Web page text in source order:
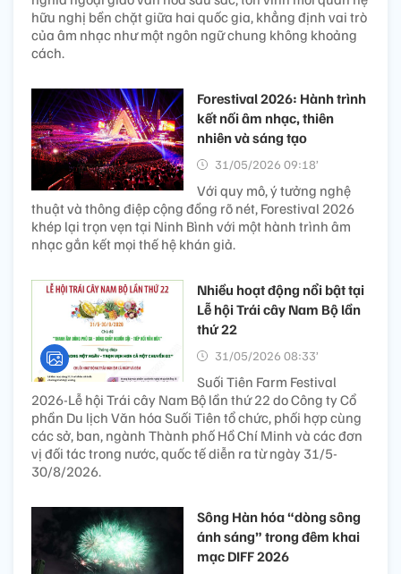
hữu nghị bền chặt giữa hai quốc gia, khẳng định vai trò
của âm nhạc như một ngôn ngữ chung không khoảng
cách.
Forestival 2026: Hành trình
kết nối âm nhạc, thiên
nhiên và sáng tạo
31/05/2026 09:18’
Với quy mô, ý tưởng nghệ
thuật và thông điệp cộng đồng rõ nét, Forestival 2026
khép lại trọn vẹn tại Ninh Bình với một hành trình âm
nhạc gắn kết mọi thế hệ khán giả.
Nhiều hoạt động nổi bật tại
Lễ hội Trái cây Nam Bộ lần
thứ 22
31/05/2026 08:33’
Suối Tiên Farm Festival
2026-Lễ hội Trái cây Nam Bộ lần thứ 22 do Công ty Cổ
phần Du lịch Văn hóa Suối Tiên tổ chức, phối hợp cùng
các sở, ban, ngành Thành phố Hồ Chí Minh và các đơn
vị đối tác trong nước, quốc tế diễn ra từ ngày 31/5-
30/8/2026.
Sông Hàn hóa “dòng sông
ánh sáng” trong đêm khai
mạc DIFF 2026